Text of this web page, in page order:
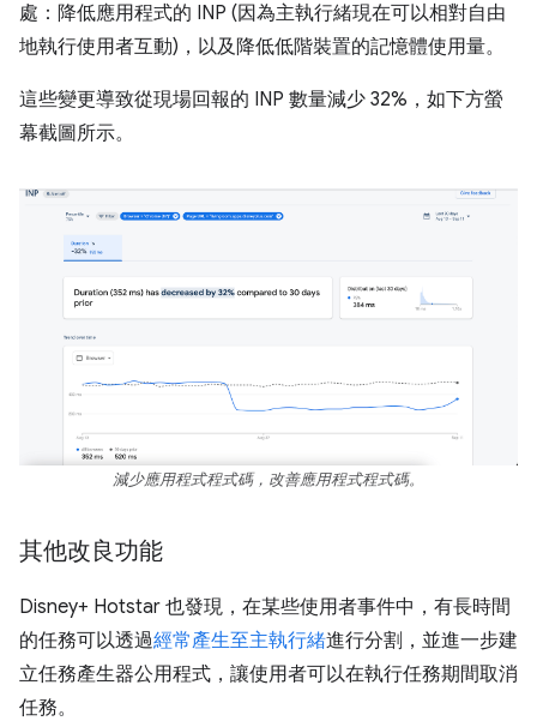
處：降低應用程式的 INP (因為主執行緒現在可以相對自由
地執行使用者互動)，以及降低低階裝置的記憶體使用量。
這些變更導致從現場回報的 INP 數量減少 32%，如下方螢
幕截圖所示。
減少應用程式程式碼，改善應用程式程式碼。
其他改良功能
Disney+ Hotstar 也發現，在某些使用者事件中，有長時間
的任務可以透過經常產生至主執行緒進行分割，並進一步建
立任務產生器公用程式，讓使用者可以在執行任務期間取消
任務。